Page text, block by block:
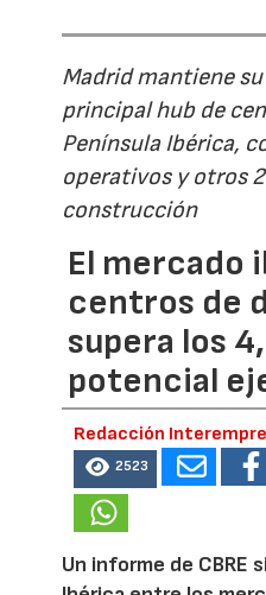
Madrid mantiene
principal hub de
Península Ibérica,
operativos y otros
construcción
El mercado
centros de
supera los
potencial
Redacción
2523
Un informe de CBRE